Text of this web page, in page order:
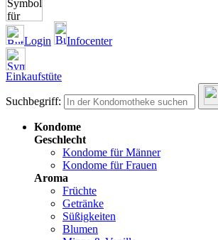
Login Infocenter
Einkaufstüte
Suchbegriff:
Kondome
Geschlecht
Kondome für Männer
Kondome für Frauen
Aroma
Früchte
Getränke
Süßigkeiten
Blumen